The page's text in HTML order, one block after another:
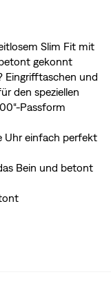
Slim Fit mit
gekonnt
Eingrifftaschen und
den speziellen
Passform
Uhr einfach perfekt
Bein und betont
werden. Das ist